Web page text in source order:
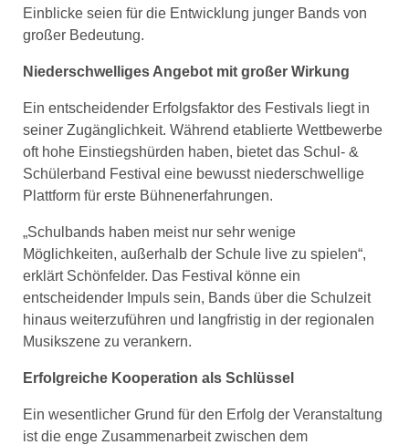
Einblicke seien für die Entwicklung junger Bands von
großer Bedeutung.
Niederschwelliges Angebot mit großer Wirkung
Ein entscheidender Erfolgsfaktor des Festivals liegt in
seiner Zugänglichkeit. Während etablierte Wettbewerbe
oft hohe Einstiegshürden haben, bietet das Schul- &
Schülerband Festival eine bewusst niederschwellige
Plattform für erste Bühnenerfahrungen.
„Schulbands haben meist nur sehr wenige
Möglichkeiten, außerhalb der Schule live zu spielen“,
erklärt Schönfelder. Das Festival könne ein
entscheidender Impuls sein, Bands über die Schulzeit
hinaus weiterzuführen und langfristig in der regionalen
Musikszene zu verankern.
Erfolgreiche Kooperation als Schlüssel
Ein wesentlicher Grund für den Erfolg der Veranstaltung
ist die enge Zusammenarbeit zwischen dem